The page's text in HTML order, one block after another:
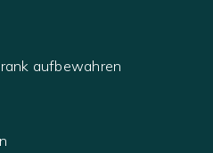
aufbewahren